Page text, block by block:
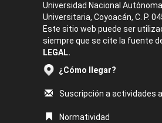
Universidad Nacional
Universitaria, Coyoacán, C. P.
Este sitio web puede ser
siempre que se cite la fuente
LEGAL.
¿Cómo llegar?
Suscripción a actividades
Normatividad